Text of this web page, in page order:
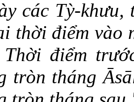
các Tỳ-khưu,
thời điểm vào
Thời điểm
tròn tháng